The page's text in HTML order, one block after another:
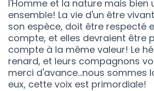
l'Homme et la nature mais bien
ensemble! La vie d'un être
son espèce, doit être respecté
compte, et elles devraient être
compte à la même valeur! Le
renard, et leurs compagnons
merci d'avance...nous sommes
eux, cette voix est primordiale!